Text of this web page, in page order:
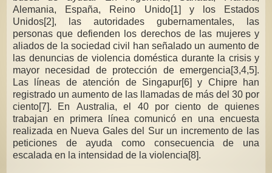
Alemania, España, Reino Unido[1] y los Estados
Unidos[2], las autoridades gubernamentales, las
personas que defienden los derechos de las mujeres y
aliados de la sociedad civil han señalado un aumento de
las denuncias de violencia doméstica durante la crisis y
mayor necesidad de protección de emergencia[3,4,5].
Las líneas de atención de Singapur[6] y Chipre han
registrado un aumento de las llamadas de más del 30 por
ciento[7]. En Australia, el 40 por ciento de quienes
trabajan en primera línea comunicó en una encuesta
realizada en Nueva Gales del Sur un incremento de las
peticiones de ayuda como consecuencia de una
escalada en la intensidad de la violencia[8].